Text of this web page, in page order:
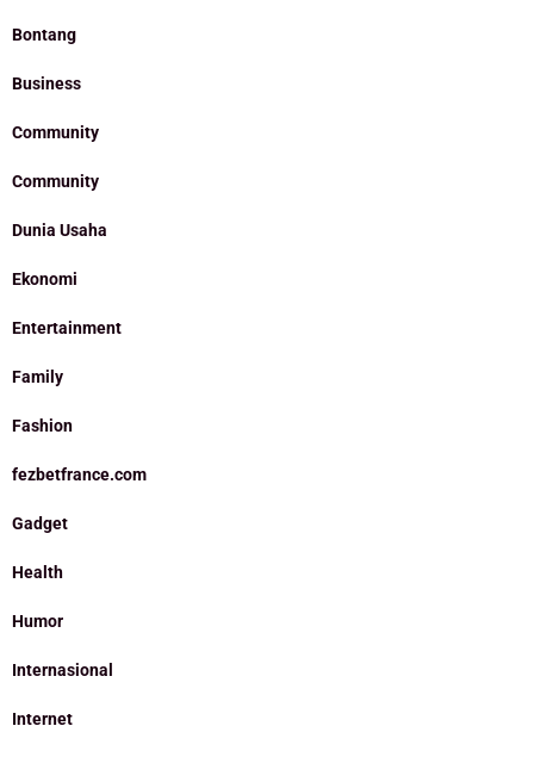
Bontang
Business
Community
Community
Dunia Usaha
Ekonomi
Entertainment
Family
Fashion
fezbetfrance.com
Gadget
Health
Humor
Internasional
Internet